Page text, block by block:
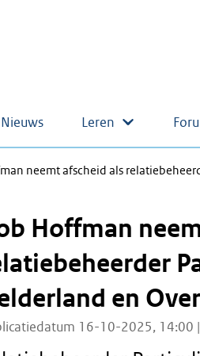
Nieuws Leren
neemt afscheid als
Hoffman
en
16-10-2025, 14:00